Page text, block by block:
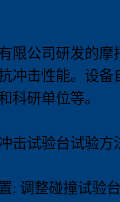
限公司研发的摩
冲击性能。设
科研单位等。
击试验台试验方
: 调整碰撞试验